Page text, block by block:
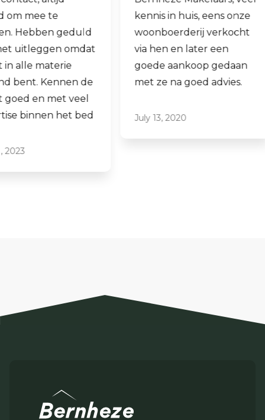
kennis in huis, eens onze
woonboerderij verkocht
via hen en later een
goede aankoop gedaan
met ze na goed advies.
July 13, 2020
hen laten
ook een woning
aankopen.
Laagdrempelig
professioneel, ik